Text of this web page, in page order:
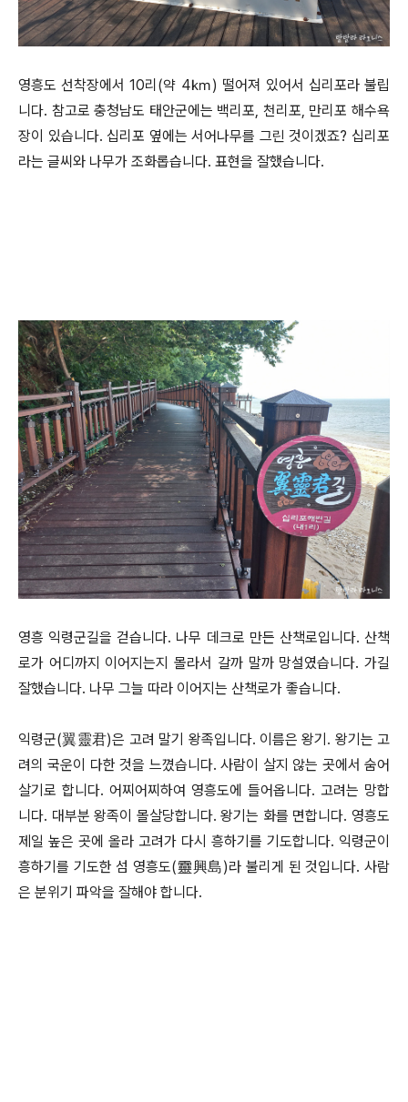
영흥도 선착장에서 10리(약 4㎞) 떨어져 있어서 십리포라 불립
니다. 참고로 충청남도 태안군에는 백리포, 천리포, 만리포 해수욕
장이 있습니다. 십리포 옆에는 서어나무를 그린 것이겠죠? 십리포
라는 글씨와 나무가 조화롭습니다. 표현을 잘했습니다.
영흥 익령군길을 걷습니다. 나무 데크로 만든 산책로입니다. 산책
로가 어디까지 이어지는지 몰라서 갈까 말까 망설였습니다. 가길
잘했습니다. 나무 그늘 따라 이어지는 산책로가 좋습니다.
익령군(翼靈君)은 고려 말기 왕족입니다. 이름은 왕기. 왕기는 고
려의 국운이 다한 것을 느꼈습니다. 사람이 살지 않는 곳에서 숨어
살기로 합니다. 어찌어찌하여 영흥도에 들어옵니다. 고려는 망합
니다. 대부분 왕족이 몰살당합니다. 왕기는 화를 면합니다. 영흥도
제일 높은 곳에 올라 고려가 다시 흥하기를 기도합니다. 익령군이
흥하기를 기도한 섬 영흥도(靈興島)라 불리게 된 것입니다. 사람
은 분위기 파악을 잘해야 합니다.